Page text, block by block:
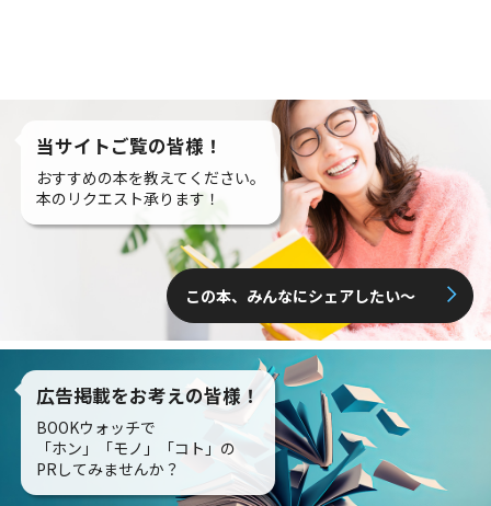
当サイトご覧の皆様！
おすすめの本を教えてください。
本のリクエスト承ります！
この本、みんなにシェアしたい〜
広告掲載をお考えの皆様！
BOOKウォッチで
「ホン」「モノ」「コト」の
PRしてみませんか？